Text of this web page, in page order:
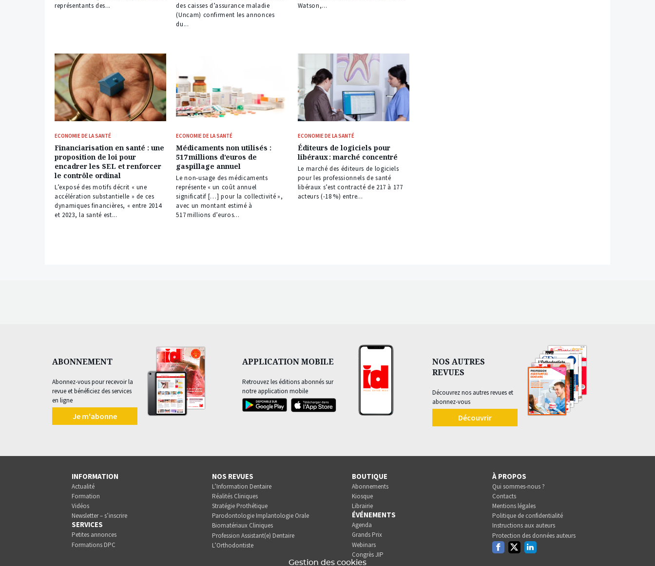
représentants des...
des caisses d’assurance maladie
(Uncam) confirment les annonces
du...
Watson,...
ECONOMIE DE LA SANTÉ
Financiarisation en santé : une
proposition de loi pour
encadrer les SEL et renforcer
le contrôle ordinal
L’exposé des motifs décrit « une
accélération substantielle » de ces
dynamiques financières, « entre 2014
et 2023, la santé est...
ECONOMIE DE LA SANTÉ
Médicaments non utilisés :
517 millions d’euros de
gaspillage annuel
Le non‑usage des médicaments
représente « un coût annuel
significatif […] pour la collectivité »,
avec un montant estimé à
517 millions d’euros...
ECONOMIE DE LA SANTÉ
Éditeurs de logiciels pour
libéraux : marché concentré
Le marché des éditeurs de logiciels
pour les professionnels de santé
libéraux s’est contracté de 217 à 177
acteurs (-18 %) entre...
ABONNEMENT
Abonnez-vous pour recevoir la
revue et bénéficiez des services
en ligne
Je m'abonne
APPLICATION MOBILE
Retrouvez les éditions abonnés sur
notre application mobile
NOS AUTRES
REVUES
Découvrez nos autres revues et
abonnez-vous
Découvrir
INFORMATION
Actualité
Formation
Vidéos
Newsletter – s’inscrire
SERVICES
Petites annonces
Formations DPC
NOS REVUES
L’Information Dentaire
Réalités Cliniques
Stratégie Prothétique
Parodontologie Implantologie Orale
Biomatériaux Cliniques
Profession Assistant(e) Dentaire
L’Orthodontiste
BOUTIQUE
Abonnements
Kiosque
Librairie
ÉVÉNEMENTS
Agenda
Grands Prix
Webinars
Congrès JIP
À PROPOS
Qui sommes-nous ?
Contacts
Mentions légales
Politique de confidentialité
Instructions aux auteurs
Protection des données auteurs
FacebookTwitterLinkedin
Gestion des cookies